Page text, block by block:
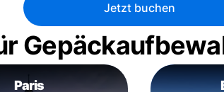
Jetzt buchen
Paris